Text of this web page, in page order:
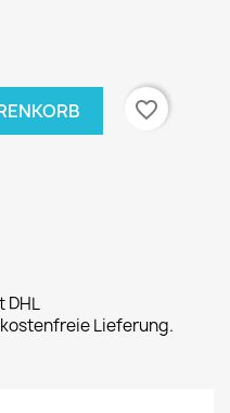
favorite_border
DHL
Lieferung.